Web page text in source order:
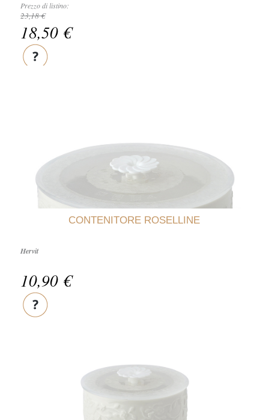
Prezzo di listino:
23,18 €
18,50 €
CONTENITORE ROSELLINE
Hervit
10,90 €